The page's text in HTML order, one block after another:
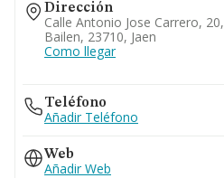
Dirección
Calle Antonio Jose Carrero, 20,
Bailen, 23710, Jaen
Como llegar
Teléfono
Añadir Teléfono
Web
Añadir Web